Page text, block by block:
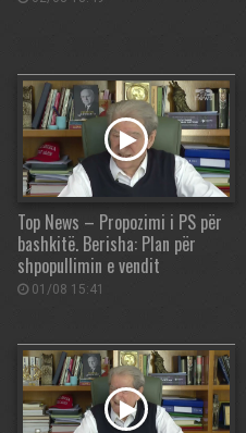
Top News – Propozimi i PS për
bashkitë. Berisha: Plan për
shpopullimin e vendit
01/08 15:41